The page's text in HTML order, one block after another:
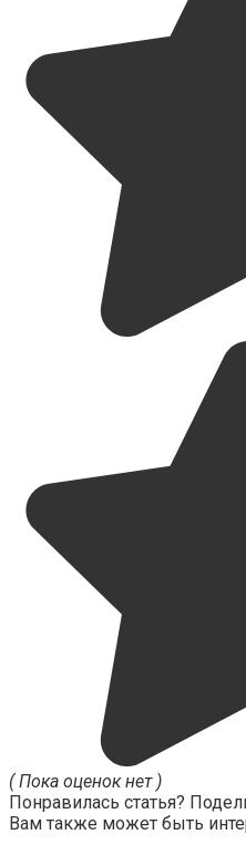
( Пока оценок нет )
Понравилась статья?
Вам также может быть